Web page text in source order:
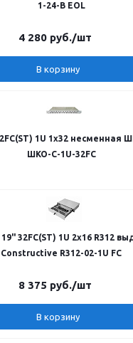
1-24-В EOL
4 280 руб./шт
В корзину
1U 1x32 несменная
ШКО-С-1U-32FC
32FC(ST) 1U 2x16 R312
Constructive R312-02-1U FC
8 375 руб./шт
В корзину